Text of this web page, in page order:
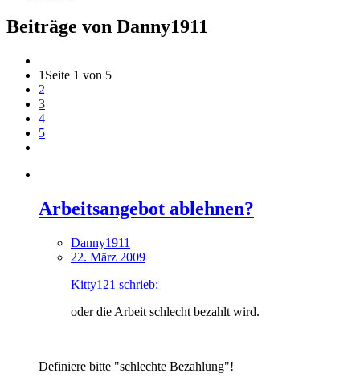
Beiträge von Danny1911
1 Seite 1 von 5
2
3
4
5
Arbeitsangebot ablehnen?
Danny1911
22. März 2009
Kitty121 schrieb:
oder die Arbeit schlecht bezahlt wird.
Definiere bitte "schlechte Bezahlung"!